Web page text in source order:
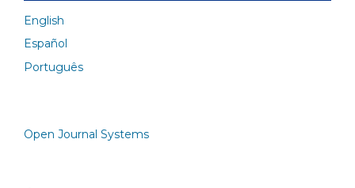
English
Español
Português
Open Journal Systems